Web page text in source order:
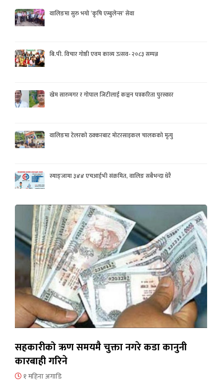
वालिङमा सुरु भयो ‘कृषि एम्बुलेन्स’ सेवा
बि.पी. विचार गोष्ठी एवम काव्य उत्सव- २०८३ सम्पन्न
खेम सारुमगर र गोपाल जिटीलाई कञ्चन पत्रकरिता पुरस्कार
वालिङमा टेलरको ठक्करबाट मोटरसाइकल चालकको मृत्यु
स्याङ्जामा ३४४ एचआईभी संक्रमित, वालिङ सबैभन्दा धेरै
सहकारीको ऋण समयमै चुक्ता नगरे कडा कानुनी
कारबाही गरिने
१ महिना अगाडि